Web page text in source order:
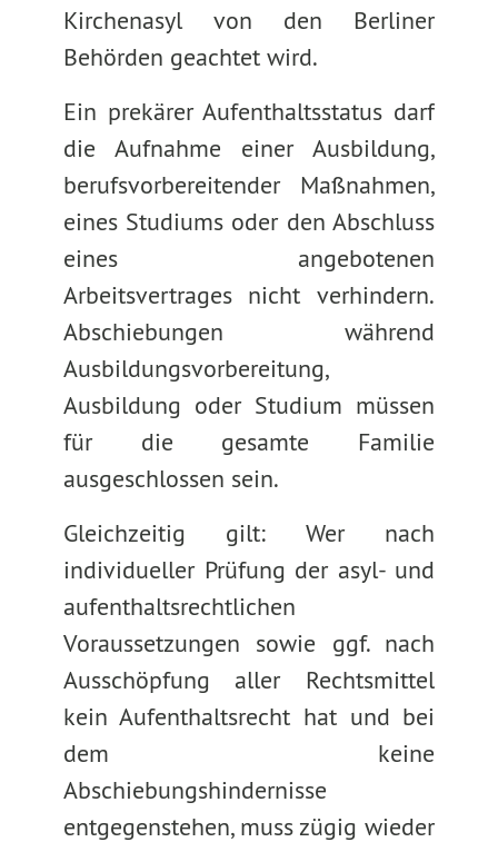
Kirchenasyl von den Berliner
Behörden geachtet wird.
Ein prekärer Aufenthaltsstatus darf
die Aufnahme einer Ausbildung,
berufsvorbereitender Maßnahmen,
eines Studiums oder den Abschluss
eines angebotenen
Arbeitsvertrages nicht verhindern.
Abschiebungen während
Ausbildungsvorbereitung,
Ausbildung oder Studium müssen
für die gesamte Familie
ausgeschlossen sein.
Gleichzeitig gilt: Wer nach
individueller Prüfung der asyl- und
aufenthaltsrechtlichen
Voraussetzungen sowie ggf. nach
Ausschöpfung aller Rechtsmittel
kein Aufenthaltsrecht hat und bei
dem keine
Abschiebungshindernisse
entgegenstehen, muss zügig wieder